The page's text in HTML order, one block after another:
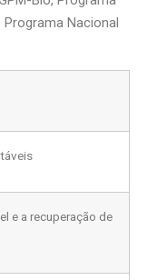
Nacional
e a recuperação de